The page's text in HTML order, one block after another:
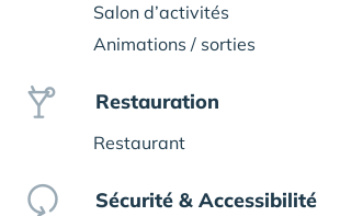
Salon d’activités
Animations / sorties
Restauration
Restaurant
Sécurité & Accessibilité